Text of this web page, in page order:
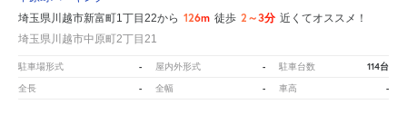
埼玉県川越市新富町1丁目22から 126m 徒歩 2～3分 近くてオススメ！
埼玉県川越市中原町2丁目21
駐車場形式 - 屋内外形式 - 駐車台数 114台
全長 - 全幅 - 車高 -